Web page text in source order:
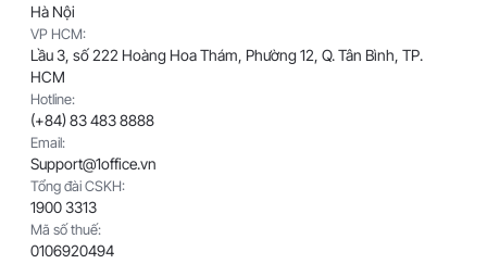
Hà Nội
VP HCM:
Lầu 3, số 222 Hoàng Hoa Thám, Phường 12, Q. Tân Bình, TP.
HCM
Hotline:
(+84) 83 483 8888
Email:
Support@1office.vn
Tổng đài CSKH:
1900 3313
Mã số thuế:
0106920494